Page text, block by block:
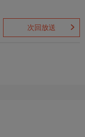
次回放送